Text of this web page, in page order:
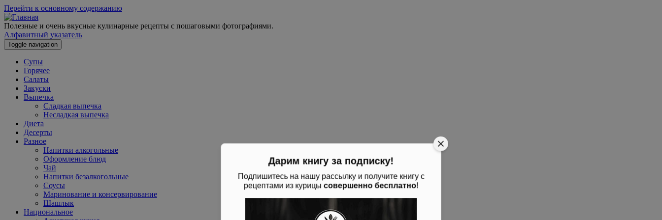
Перейти к основному содержанию
Полезные и очень вкусные кулинарные рецепты с пошаговыми фотографиями.
Алфавитный указатель
Toggle navigation
Супы
Горячее
Салаты
Закуски
Выпечка
Сладкая выпечка
Несладкая выпечка
Диета
Десерты
Разное
Напитки алкогольные
Оформление блюд
Чай
Напитки безалкогольные
Соусы
Маринование и консервирование
Шашлык
Национальное
Дарим книгу за подписку!
Подпишитесь на нашу рассылку и получите книгу с
рецептами из курицы совершенно бесплатно!